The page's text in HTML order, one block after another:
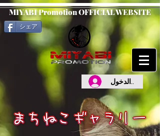
MIYABI Promotion OFFICIAL WEBSITE
シェア
تسجيل الدخول